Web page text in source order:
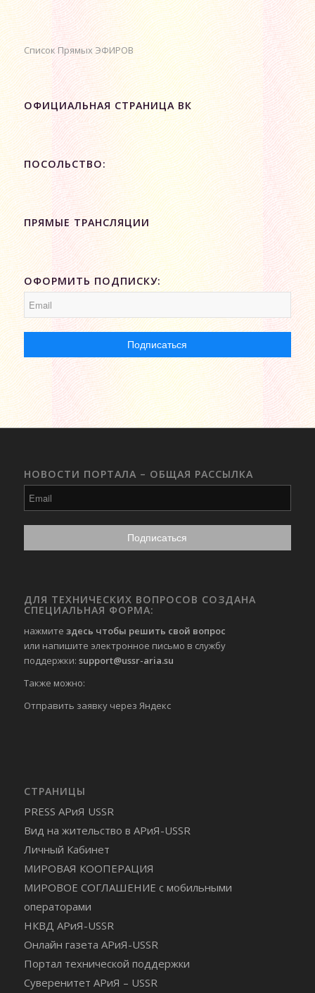
Список Прямых ЭФИРОВ
ОФИЦИАЛЬНАЯ СТРАНИЦА ВК
ПОСОЛЬСТВО:
ПРЯМЫЕ ТРАНСЛЯЦИИ
ОФОРМИТЬ ПОДПИСКУ:
НОВОСТИ ПОРТАЛА – ОБЩАЯ РАССЫЛКА
ДЛЯ ТЕХНИЧЕСКИХ ВОПРОСОВ СОЗДАНА
СПЕЦИАЛЬНАЯ ФОРМА:
нажмите здесь чтобы решить свой вопрос
или напишите электронное письмо в службу
поддержки: support@ussr-aria.su
Также можно:
Отправить заявку через Яндекс
СТРАНИЦЫ
PRESS АРиЯ USSR
Вид на жительство в АРиЯ-USSR
Личный Кабинет
МИРОВАЯ КООПЕРАЦИЯ
МИРОВОЕ СОГЛАШЕНИЕ с мобильными
операторами
НКВД АРиЯ-USSR
Онлайн газета АРиЯ-USSR
Портал технической поддержки
Суверенитет АРиЯ – USSR